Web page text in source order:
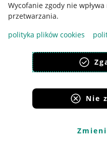
Wycofanie zgody nie
przetwarzania.
polityka plików cookies
Nie
Korzystanie z serwisu